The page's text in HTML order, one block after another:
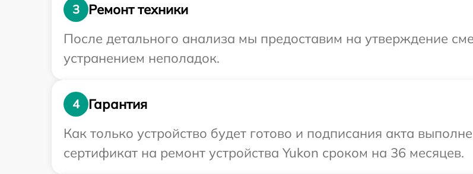
3
Ремонт техники
После детального анализа мы предоставим на утверждение
устранением неполадок.
4
Гарантия
Как только устройство будет готово и подписания акта
сертификат на ремонт устройства Yukon сроком на 36 месяцев.